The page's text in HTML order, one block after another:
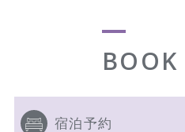
宿泊予約